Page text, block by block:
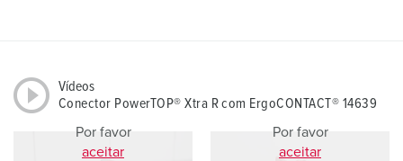
Vídeos
Conector PowerTOP® Xtra R com ErgoCONTACT® 14639
Por favor
aceitar
Por favor
aceitar